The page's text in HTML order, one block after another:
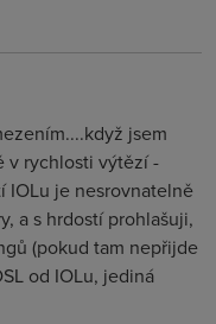
jsem
v rychlosti výtězí -
IOLu je nesrovnatelně
a s hrdostí prohlašuji,
(pokud tam nepřijde
od IOLu, jediná